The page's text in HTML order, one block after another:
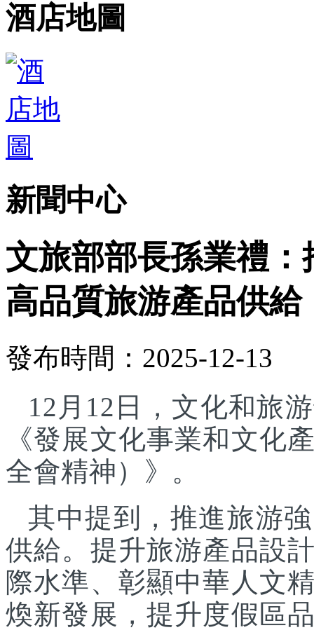
酒店地圖
新聞中心
文旅部部長孫業禮
高品質旅游產品供給
發布時間：2025-12-13
12月12日，文化和旅
《發展文化事業和文化
全會精神）》。
其中提到，推進旅游
供給。提升旅游產品設
際水準、彰顯中華人文
煥新發展，提升度假區